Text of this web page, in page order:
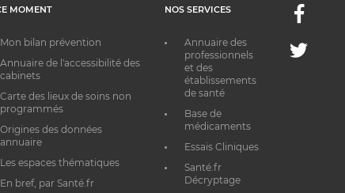
MOMENT
Mon bilan prévention
Annuaire de l'accessibilité des
cabinets
Carte des lieux de soins non
programmés
Origines des données
annuaire
Les espaces thématiques
En bref, par Santé.fr
NOS SERVICES
Annuaire des
professionnels
et des
établissements
de santé
Base de
médicaments
Essais Cliniques
Santé.fr
Décryptage
Facebook
Twitter